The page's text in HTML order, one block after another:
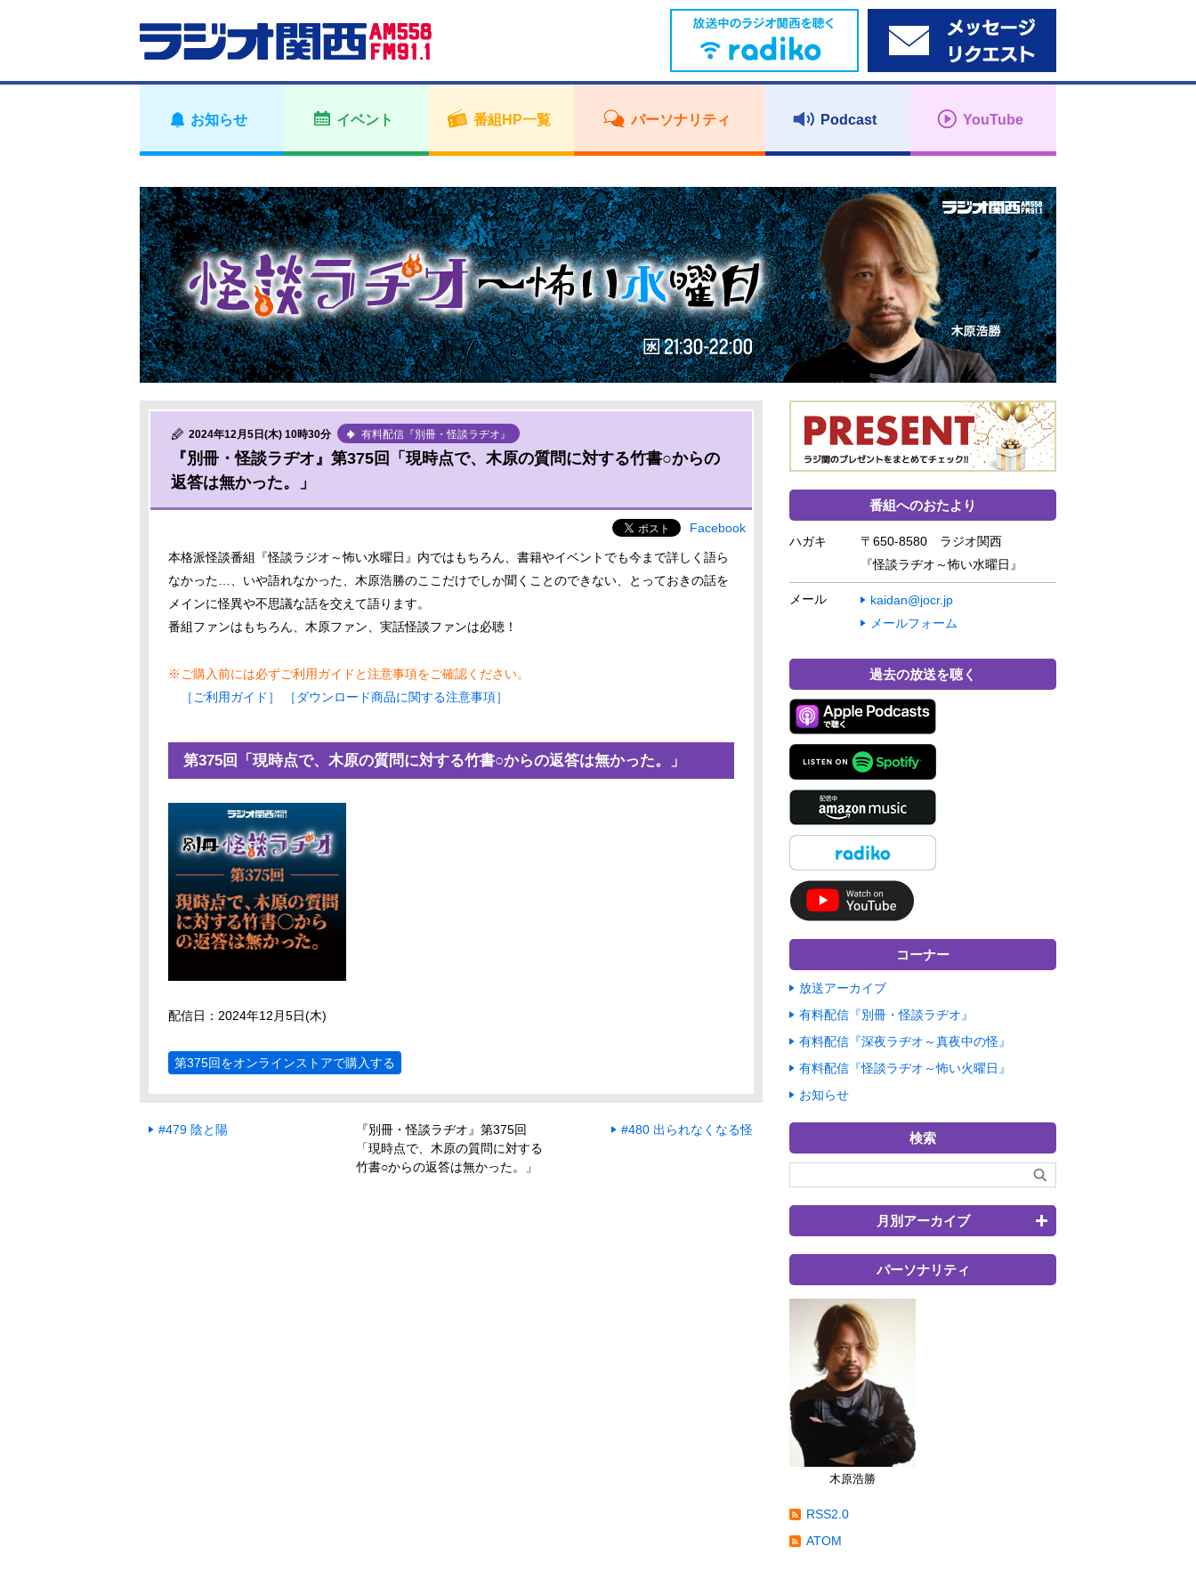
お知らせ イベント 番組HP一覧 パーソナリティ Podcast YouTube
2024年12月5日(木) 10時30分 有料配信『別冊・怪談ラヂオ』
『別冊・怪談ラヂオ』第375回「現時点で、木原の質問に対する竹書○からの
返答は無かった。」
Facebook
本格派怪談番組『怪談ラジオ～怖い水曜日』内ではもちろん、書籍やイベントでも今まで詳しく語ら
なかった…、いや語れなかった、木原浩勝のここだけでしか聞くことのできない、とっておきの話を
メインに怪異や不思議な話を交えて語ります。
番組ファンはもちろん、木原ファン、実話怪談ファンは必聴！
※ご購入前には必ずご利用ガイドと注意事項をご確認ください。
［ご利用ガイド］
［ダウンロード商品に関する注意事項］
第375回「現時点で、木原の質問に対する竹書○からの返答は無かった。」
配信日：2024年12月5日(木)
第375回をオンラインストアで購入する
#479 陰と陽
『別冊・怪談ラヂオ』第375回
「現時点で、木原の質問に対する
竹書○からの返答は無かった。」
#480 出られなくなる怪
番組へのおたより
ハガキ
〒650-8580 ラジオ関西
『怪談ラヂオ～怖い水曜日』
メール
kaidan@jocr.jp
メールフォーム
過去の放送を聴く
コーナー
放送アーカイブ
有料配信『別冊・怪談ラヂオ』
有料配信『深夜ラヂオ～真夜中の怪』
有料配信『怪談ラヂオ～怖い火曜日』
お知らせ
検索
月別アーカイブ
パーソナリティ
木原浩勝
RSS2.0
ATOM